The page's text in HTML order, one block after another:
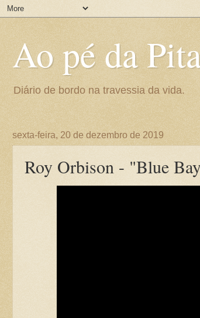
Ao pé da
Diário de bordo na travessia da vida.
sexta-feira, 20 de dezembro de 2019
Roy Orbison - "Blue